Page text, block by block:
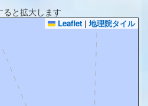
ると拡大します
Leaflet | 地理院タイル